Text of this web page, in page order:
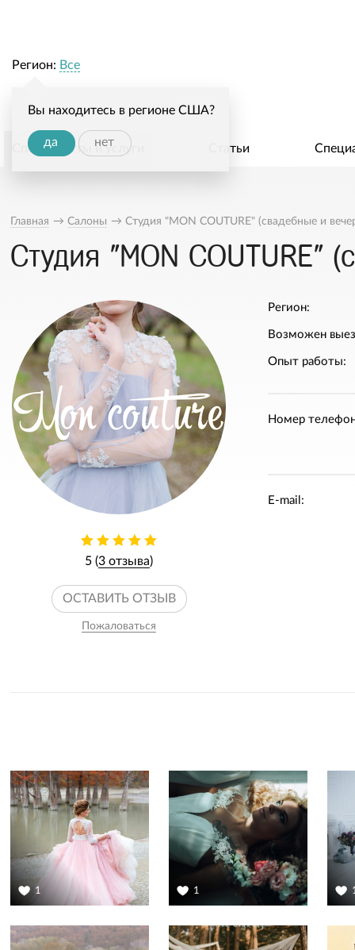
Регион: Все
Вы находитесь в регионе США?
да нет
Специалисты и услуги Статьи
Главная → Салоны → Студия "MON COUTURE" (свадебные и
Студия "MON COUTURE"
5 (3 отзыва)
ОСТАВИТЬ ОТЗЫВ
Пожаловаться
Регион:
Возможен
Опыт работы:
Номер
E-mail:
1 1